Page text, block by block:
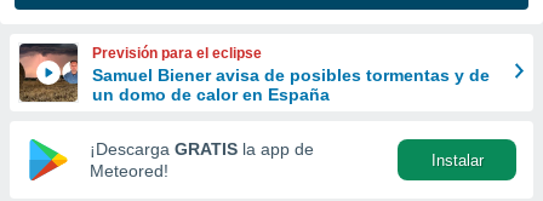
y
forma
digital
basada
Previsión para el eclipse
Samuel Biener avisa de posibles tormentas y de
un domo de calor en España
¡Descarga GRATIS la app de
Meteored!
Instalar